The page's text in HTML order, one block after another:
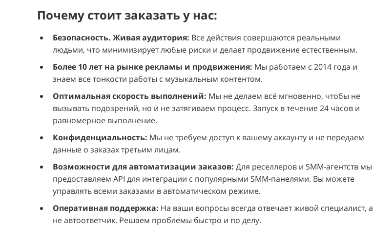
Почему стоит заказать у нас:
Безопасность. Живая аудитория: Все действия совершаются реальными
людьми, что минимизирует любые риски и делает продвижение естественным.
Более 10 лет на рынке рекламы и продвижения: Мы работаем с 2014 года и
знаем все тонкости работы с музыкальным контентом.
Оптимальная скорость выполнений: Мы не делаем всё мгновенно, чтобы не
вызывать подозрений, но и не затягиваем процесс. Запуск в течение 24 часов и
равномерное выполнение.
Конфиденциальность: Мы не требуем доступ к вашему аккаунту и не передаем
данные о заказах третьим лицам.
Возможности для автоматизации заказов: Для реселлеров и SMM-агентств мы
предоставляем API для интеграции с популярными SMM-панелями. Вы можете
управлять всеми заказами в автоматическом режиме.
Оперативная поддержка: На ваши вопросы всегда отвечает живой специалист, а
не автоответчик. Решаем проблемы быстро и по делу.